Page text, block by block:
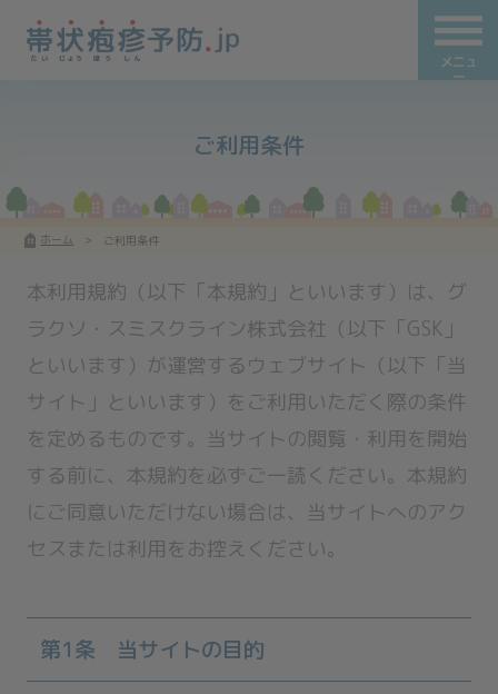
メニュ
ー
ご利用条件
ホーム ご利用条件
本利用規約（以下「本規約」といいます）は、グ
ラクソ・スミスクライン株式会社（以下「GSK」
といいます）が運営するウェブサイト（以下「当
サイト」といいます）をご利用いただく際の条件
を定めるものです。当サイトの閲覧・利用を開始
する前に、本規約を必ずご一読ください。本規約
にご同意いただけない場合は、当サイトへのアク
セスまたは利用をお控えください。
第1条 当サイトの目的